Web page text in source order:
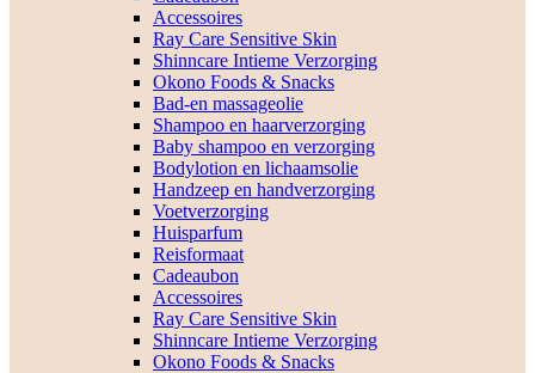
Accessoires
Ray Care Sensitive Skin
Shinncare Intieme Verzorging
Okono Foods & Snacks
Bad-en massageolie
Shampoo en haarverzorging
Baby shampoo en verzorging
Bodylotion en lichaamsolie
Handzeep en handverzorging
Voetverzorging
Huisparfum
Reisformaat
Cadeaubon
Accessoires
Ray Care Sensitive Skin
Shinncare Intieme Verzorging
Okono Foods & Snacks